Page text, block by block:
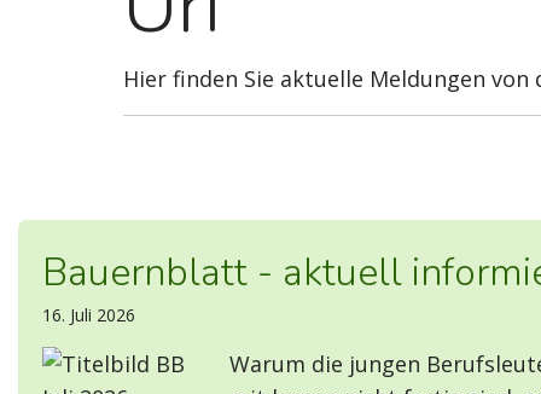
Hier finden Sie aktuelle Meldungen
Bauernblatt - aktuell
16. Juli 2026
Warum die jungen